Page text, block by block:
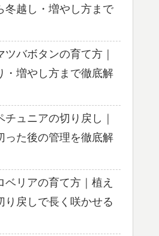
冬越し・増やし方まで
ツバボタンの育て方｜
・増やし方まで徹底解
チュニアの切り戻し｜
った後の管理を徹底解
ベリアの育て方｜植え
り戻しで長く咲かせる